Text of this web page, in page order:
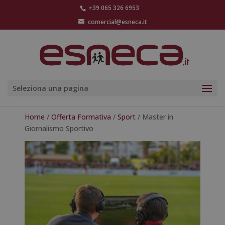
+39 065 326 6953
comercial@esneca.it
Seleziona una pagina
Home / Offerta Formativa / Sport/ Master in
Giornalismo Sportivo